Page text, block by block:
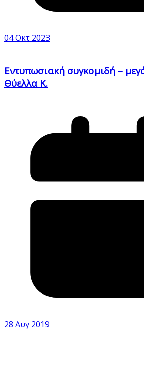
04 Οκτ 2023
Εντυπωσιακή συγκομιδή –
Θύελλα Κ.
28 Αυγ 2019